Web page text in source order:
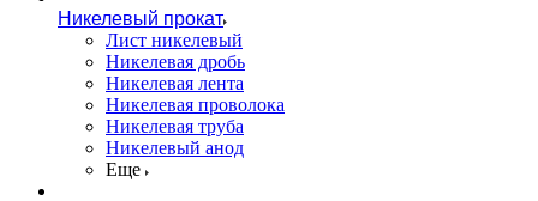
Никелевый прокат
Лист никелевый
Никелевая дробь
Никелевая лента
Никелевая проволока
Никелевая труба
Никелевый анод
Еще